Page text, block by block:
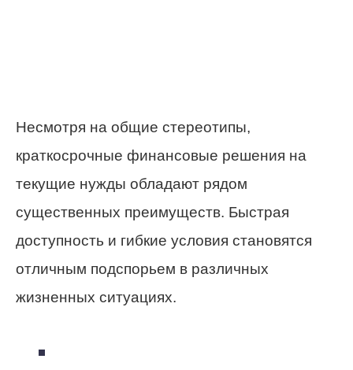
Несмотря на общие стереотипы,
краткосрочные финансовые решения на
текущие нужды обладают рядом
существенных преимуществ. Быстрая
доступность и гибкие условия становятся
отличным подспорьем в различных
жизненных ситуациях.